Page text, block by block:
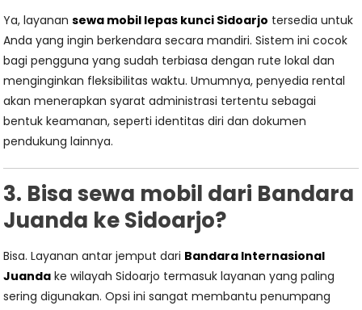
Ya, layanansewa mobil lepas kunci Sidoarjo tersedia untuk
Anda yang ingin berkendara secara mandiri. Sistem ini cocok
bagi pengguna yang sudah terbiasa dengan rute lokal dan
menginginkan fleksibilitas waktu. Umumnya, penyedia rental
akan menerapkan syarat administrasi tertentu sebagai
bentuk keamanan, seperti identitas diri dan dokumen
pendukung lainnya.
3. Bisa sewa mobil dari Bandara
Juanda ke Sidoarjo?
Bisa. Layanan antar jemput dari Bandara Internasional
Juanda ke wilayah Sidoarjo termasuk layanan yang paling
sering digunakan. Opsi ini sangat membantu penumpang